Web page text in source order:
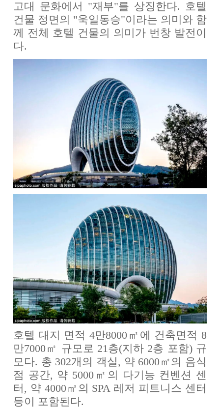
고대 문화에서 "재부"를 상징한다. 호텔
건물 정면의 "욱일동승"이라는 의미와 함
께 전체 호텔 건물의 의미가 번창 발전이
다.
호텔 대지 면적 4만8000㎡에 건축면적 8
만7000㎡ 규모로 21층(지하 2층 포함) 규
모다. 총 302개의 객실, 약 6000㎡의 음식
점 공간, 약 5000㎡의 다기능 컨벤션 센
터, 약 4000㎡의 SPA 레저 피트니스 센터
등이 포함된다.